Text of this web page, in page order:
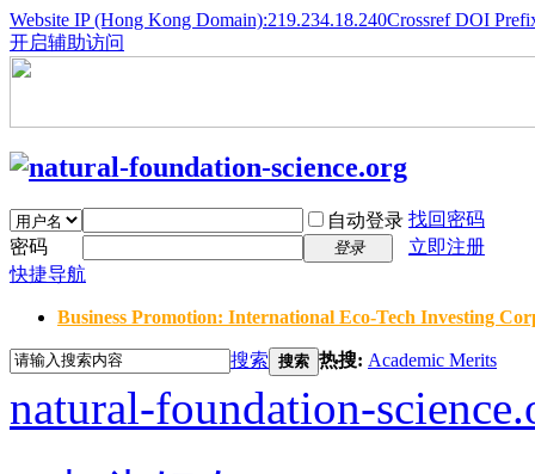
Website IP (Hong Kong Domain):219.234.18.240Crossref DOI
开启辅助访问
自动登录 找回密码
密码
登录
立即注册
快捷导航
Business Promotion: International Eco-Tech Investing
搜索 搜索 热搜: Academic Merits
natural-foundation-